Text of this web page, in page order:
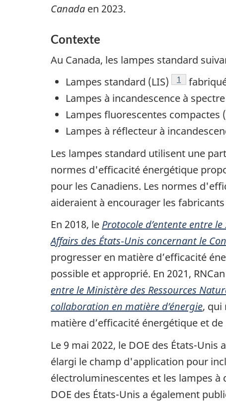
Canada en 2023.
Contexte
Au Canada, les lampes standard
Lampes standard (LIS)
Note de bas
1
Lampes à incandescence à
Lampes fluorescentes compactes
Lampes à réflecteur à
Les lampes standard utilisent une
normes d'efficacité énergétique
pour les Canadiens. Les normes
aideraient à encourager les
En 2018, le Protocole d’entente entre
Affairs des États‑Unis concernant le
progresser en matière d’efficacité
possible et approprié. En 2021,
entre le Ministère des Ressources
collaboration en matière d’énergie, qui
matière d’efficacité énergétique et
Le 9 mai 2022, le DOE des États-
élargi le champ d'application pour
électroluminescentes et les lampes
DOE des États-Unis a également